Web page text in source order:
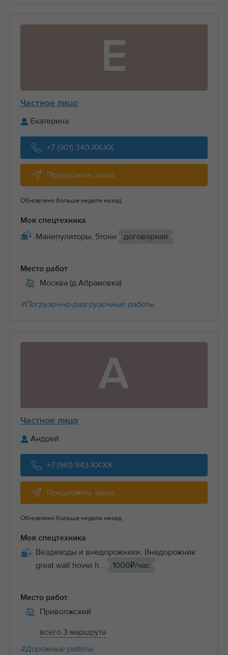
Е
Частное лицо
Екатерина
+7 (901) 340-XX-XX
Предложить заказ
Обновлено больше недели назад
Моя спецтехника
Манипуляторы, 5тонн договорная
Место работ
Москва (д Абрамовка)
#Погрузочно-разгрузочные работы
А
Частное лицо
Андрей
+7 (961) 943-XX-XX
Предложить заказ
Обновлено больше недели назад
Моя спецтехника
Вездеходы и внедорожники, Внедорожник
great wall hover h...
1000₽/час
Место работ
Приволжский
всего 3 маршрута
#Дорожные работы